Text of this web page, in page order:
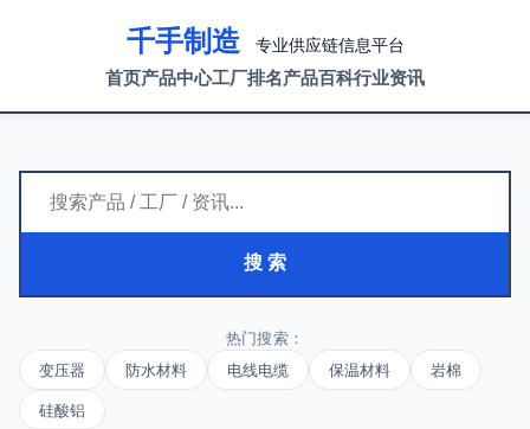
千手制造 专业供应链信息平台
首页产品中心工厂排名产品百科行业资讯
搜 索
热门搜索：
变压器
防水材料 电线电缆 保温材料 岩棉
硅酸铝